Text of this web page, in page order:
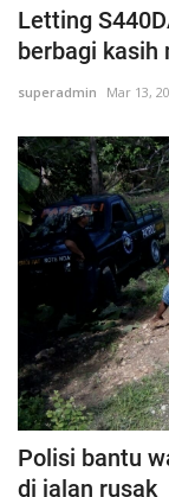
Letting
berbagi kasih
superadmin Mar 13,
Polisi bantu
di jalan rusak